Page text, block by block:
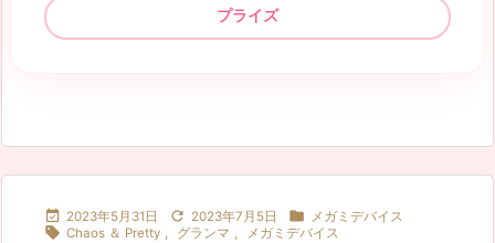
プライズ
 2023年5月31日  2023年7月5日  メガミデバイス
 Chaos ＆ Pretty , グランマ , メガミデバイス